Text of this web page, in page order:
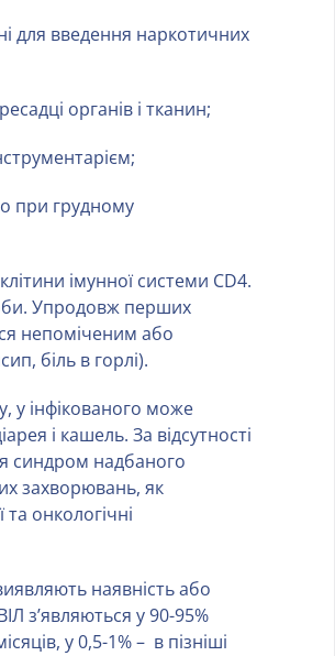
для введення наркотичних
органів і тканин;
при грудному
імунної системи CD4.
Упродовж перших
непоміченим або
біль в горлі).
у інфікованого може
і кашель. За відсутності
синдром надбаного
захворювань, як
онкологічні
наявність або
з’являються у 90-95%
у 0,5-1% – в пізніші